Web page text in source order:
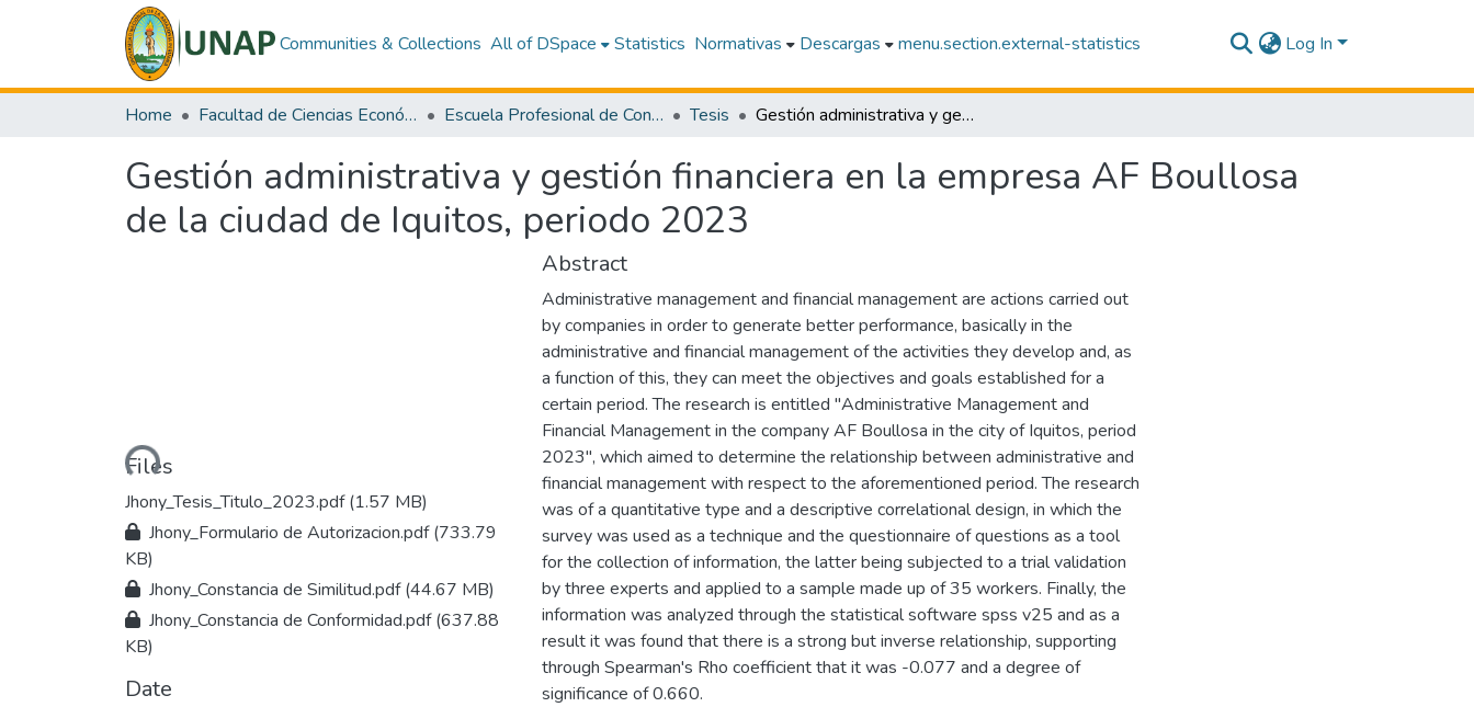
Communities & Collections All of DSpace Statistics Normativas Descargas menu.section.external-statistics Log In
Home Facultad de Ciencias Económicas y de Negocios Escuela Profesional de Contabilidad Tesis Gestión administrativa y gestión financiera en la empresa AF Boullosa de la ciudad de Iquitos, periodo 2023
Gestión administrativa y gestión financiera en la empresa AF Boullosa
de la ciudad de Iquitos, periodo 2023
Loading...
Files
Jhony_Tesis_Titulo_2023.pdf(1.57 MB)
Jhony_Formulario de Autorizacion.pdf(733.79
KB)
Jhony_Constancia de Similitud.pdf(44.67 MB)
Jhony_Constancia de Conformidad.pdf(637.88
KB)
Date
Abstract
Administrative management and financial management are actions carried out
by companies in order to generate better performance, basically in the
administrative and financial management of the activities they develop and, as
a function of this, they can meet the objectives and goals established for a
certain period. The research is entitled "Administrative Management and
Financial Management in the company AF Boullosa in the city of Iquitos, period
2023", which aimed to determine the relationship between administrative and
financial management with respect to the aforementioned period. The research
was of a quantitative type and a descriptive correlational design, in which the
survey was used as a technique and the questionnaire of questions as a tool
for the collection of information, the latter being subjected to a trial validation
by three experts and applied to a sample made up of 35 workers. Finally, the
information was analyzed through the statistical software spss v25 and as a
result it was found that there is a strong but inverse relationship, supporting
through Spearman's Rho coefficient that it was -0.077 and a degree of
significance of 0.660.